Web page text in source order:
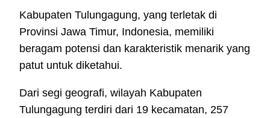
Kabupaten Tulungagung, yang terletak di
Provinsi Jawa Timur, Indonesia, memiliki
beragam potensi dan karakteristik menarik yang
patut untuk diketahui.
Dari segi geografi, wilayah Kabupaten
Tulungagung terdiri dari 19 kecamatan, 257